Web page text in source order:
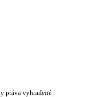
práva vyhradené |